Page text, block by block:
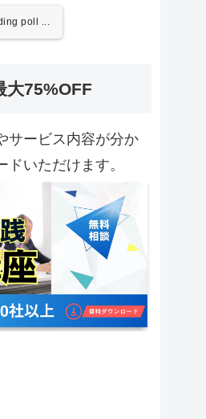
poll ...
大75%OFF
サービス内容が分か
いただけます。